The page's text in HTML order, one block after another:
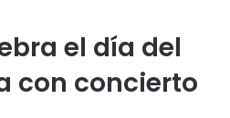
el día del
con concierto